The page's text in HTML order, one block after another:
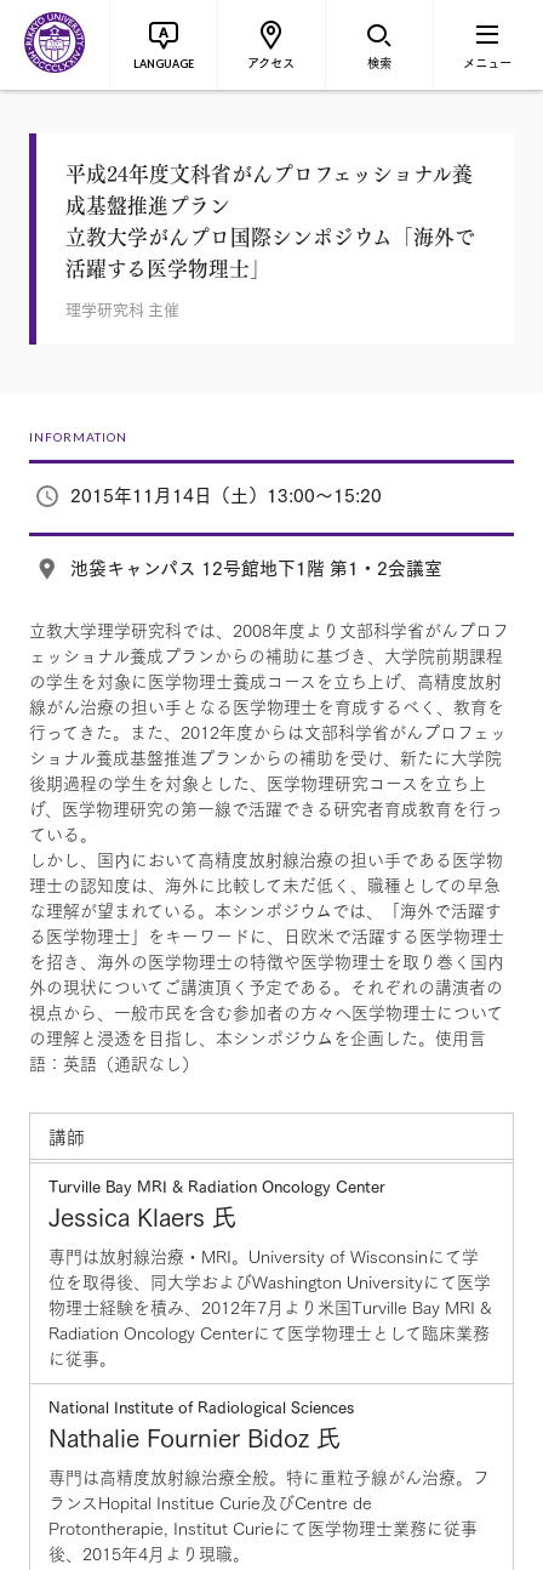
LANGUAGE アクセス 検索 メニュー
平成24年度文科省がんプロフェッショナル養
成基盤推進プラン
立教大学がんプロ国際シンポジウム「海外で
活躍する医学物理士」
理学研究科 主催
INFORMATION
2015年11月14日（土）13:00～15:20
池袋キャンパス 12号館地下1階 第1・2会議室
立教大学理学研究科では、2008年度より文部科学省がんプロフ
ェッショナル養成プランからの補助に基づき、大学院前期課程
の学生を対象に医学物理士養成コースを立ち上げ、高精度放射
線がん治療の担い手となる医学物理士を育成するべく、教育を
行ってきた。また、2012年度からは文部科学省がんプロフェッ
ショナル養成基盤推進プランからの補助を受け、新たに大学院
後期過程の学生を対象とした、医学物理研究コースを立ち上
げ、医学物理研究の第一線で活躍できる研究者育成教育を行っ
ている。
しかし、国内において高精度放射線治療の担い手である医学物
理士の認知度は、海外に比較して未だ低く、職種としての早急
な理解が望まれている。本シンポジウムでは、「海外で活躍す
る医学物理士」をキーワードに、日欧米で活躍する医学物理士
を招き、海外の医学物理士の特徴や医学物理士を取り巻く国内
外の現状についてご講演頂く予定である。それぞれの講演者の
視点から、一般市民を含む参加者の方々へ医学物理士について
の理解と浸透を目指し、本シンポジウムを企画した。使用言
語：英語（通訳なし）
講師
Turville Bay MRI & Radiation Oncology Center
Jessica Klaers 氏
専門は放射線治療・MRI。University of Wisconsinにて学
位を取得後、同大学およびWashington Universityにて医学
物理士経験を積み、2012年7月より米国Turville Bay MRI &
Radiation Oncology Centerにて医学物理士として臨床業務
に従事。
National Institute of Radiological Sciences
Nathalie Fournier Bidoz 氏
専門は高精度放射線治療全般。特に重粒子線がん治療。フ
ランスHopital Institue Curie及びCentre de
Protontherapie, Institut Curieにて医学物理士業務に従事
後、2015年4月より現職。